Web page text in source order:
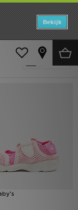
Bekijk